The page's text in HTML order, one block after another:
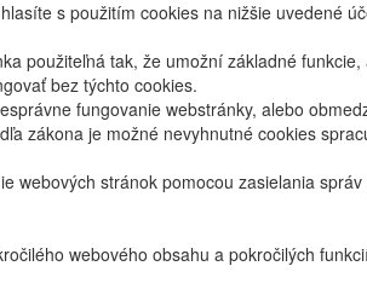
s použitím cookies na nižšie uvedené
použiteľná tak, že umožní základné
bez týchto cookies.
fungovanie webstránky, alebo
zákona je možné nevyhnutné cookies
webových stránok pomocou zasielania
webového obsahu a pokročilých